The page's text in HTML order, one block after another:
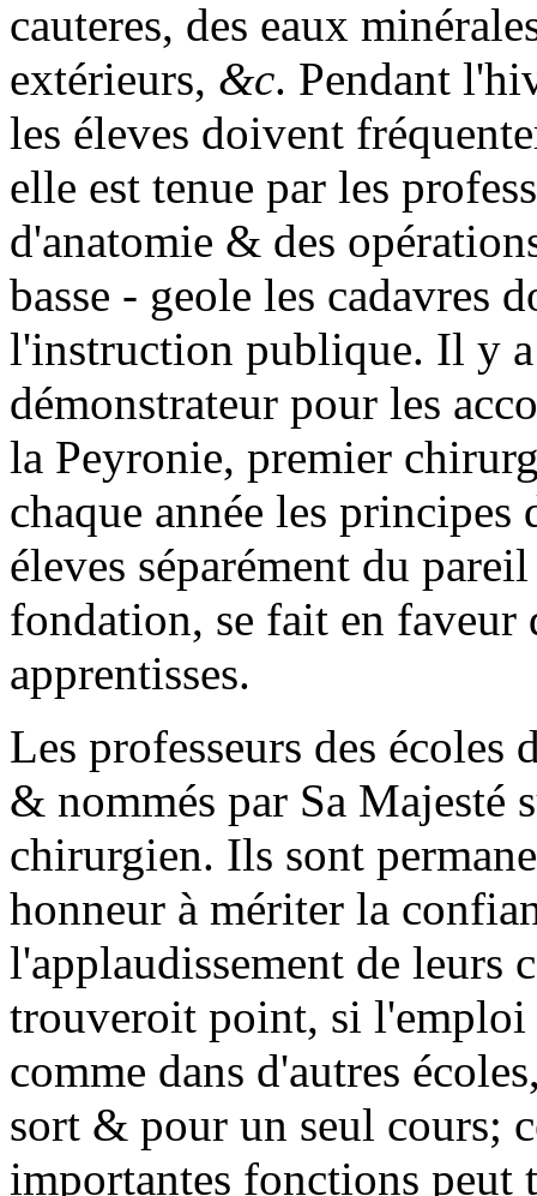
cauteres, des eaux
extérieurs, &c. Pendant
les éleves doivent
elle est tenue par les
d'anatomie & des
basse - geole les cadavres
l'instruction publique. Il y
démonstrateur pour les
la Peyronie, premier
chaque année les
éleves séparément du
fondation, se fait en faveur
apprentisses.
Les professeurs des
& nommés par Sa Majesté
chirurgien. Ils sont
honneur à mériter la
l'applaudissement de leurs
trouveroit point, si l'emploi
comme dans d'autres
sort & pour un seul cours;
importantes fonctions peut